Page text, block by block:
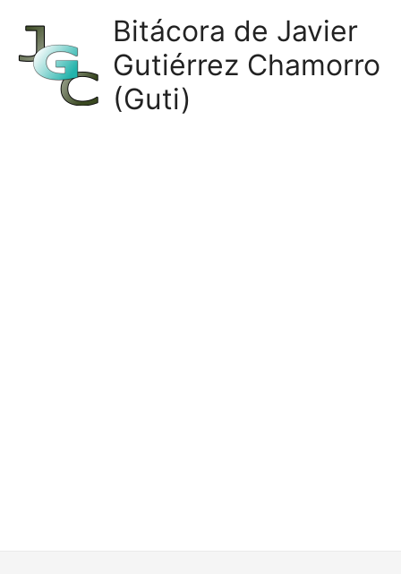
contenido
Bitácora de Javier
Gutiérrez Chamorro
(Guti)